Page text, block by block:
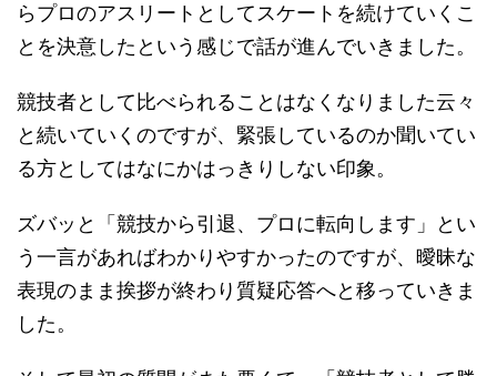
らプロのアスリートとしてスケートを続けていくこ
とを決意したという感じで話が進んでいきました。
競技者として比べられることはなくなりました云々
と続いていくのですが、緊張しているのか聞いてい
る方としてはなにかはっきりしない印象。
ズバッと「競技から引退、プロに転向します」とい
う一言があればわかりやすかったのですが、曖昧な
表現のまま挨拶が終わり質疑応答へと移っていきま
した。